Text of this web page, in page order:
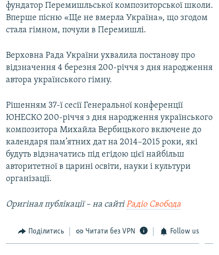
фундатор Перемишльської композиторської школи.
Вперше пісню «Ще не вмерла Україна», що згодом
стала гімном, почули в Перемишлі.
Верховна Рада України ухвалила постанову про
відзначення 4 березня 200-річчя з дня народження
автора українського гімну.
Рішенням 37-ї сесії Генеральної конференції
ЮНЕСКО 200-річчя з дня народження українського
композитора Михайла Вербицького включене до
календаря пам’ятних дат на 2014–2015 роки, які
будуть відзначатись під егідою цієї найбільш
авторитетної в царині освіти, науки і культури
організації.
Оригінал публікації – на сайтіРадіо Свобода
Поділитись Читати без VPN Follow us